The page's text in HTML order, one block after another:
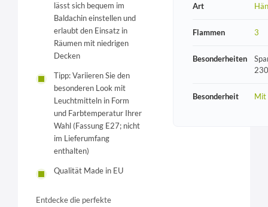
lässt sich bequem im
Baldachin einstellen und
erlaubt den Einsatz in
Räumen mit niedrigen
Decken
Tipp: Variieren Sie den
besonderen Look mit
Leuchtmitteln in Form
und Farbtemperatur Ihrer
Wahl (Fassung E27; nicht
im Lieferumfang
enthalten)
Qualität Made in EU
Entdecke die perfekte
Art
Flammen 3
Besonderheiten
Besonderheit Mit